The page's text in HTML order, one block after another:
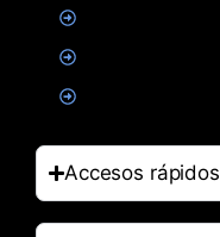
Accesos rápidos